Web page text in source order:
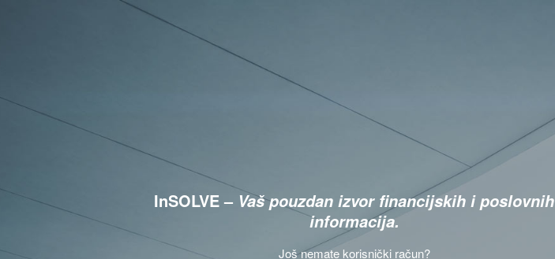
InSOLVE – Vaš pouzdan izvor financijskih i poslovnih
informacija.
Još nemate korisnički račun?